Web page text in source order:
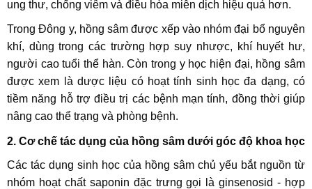
ung thư, chống viêm và điều hòa miễn dịch hiệu quả hơn.
Trong Đông y, hồng sâm được xếp vào nhóm đại bổ nguyên
khí, dùng trong các trường hợp suy nhược, khí huyết hư,
người cao tuổi thể hàn. Còn trong y học hiện đại, hồng sâm
được xem là dược liệu có hoạt tính sinh học đa dạng, có
tiềm năng hỗ trợ điều trị các bệnh mạn tính, đồng thời giúp
nâng cao thể trạng và phòng bệnh.
2. Cơ chế tác dụng của hồng sâm dưới góc độ khoa học
Các tác dụng sinh học của hồng sâm chủ yếu bắt nguồn từ
nhóm hoạt chất saponin đặc trưng gọi là ginsenosid - hợp